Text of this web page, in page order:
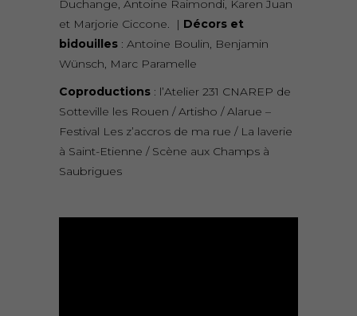
Duchange, Antoine Raimondi, Karen Juan
et Marjorie Ciccone. | Décors et
bidouilles : Antoine Boulin, Benjamin
Wünsch, Marc Paramelle
Coproductions : l’Atelier 231 CNAREP de
Sotteville les Rouen / Artisho / Alarue –
Festival Les z’accros de ma rue / La laverie
à Saint-Etienne / Scène aux Champs à
Saubrigues